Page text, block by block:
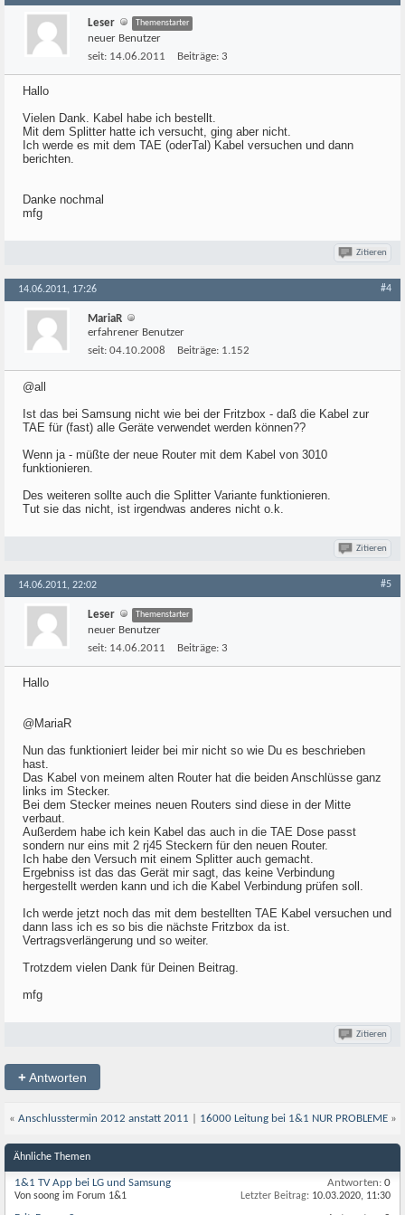
Leser Themenstarter
neuer Benutzer
seit: 14.06.2011 Beiträge: 3
Hallo
Vielen Dank. Kabel habe ich bestellt.
Mit dem Splitter hatte ich versucht, ging aber nicht.
Ich werde es mit dem TAE (oderTal) Kabel versuchen und dann
berichten.
Danke nochmal
mfg
Zitieren
14.06.2011, 17:26 #4
MariaR
erfahrener Benutzer
seit: 04.10.2008 Beiträge: 1.152
@all
Ist das bei Samsung nicht wie bei der Fritzbox - daß die Kabel zur
TAE für (fast) alle Geräte verwendet werden können??
Wenn ja - müßte der neue Router mit dem Kabel von 3010
funktionieren.
Des weiteren sollte auch die Splitter Variante funktionieren.
Tut sie das nicht, ist irgendwas anderes nicht o.k.
Zitieren
14.06.2011, 22:02 #5
Leser Themenstarter
neuer Benutzer
seit: 14.06.2011 Beiträge: 3
Hallo
@MariaR
Nun das funktioniert leider bei mir nicht so wie Du es beschrieben
hast.
Das Kabel von meinem alten Router hat die beiden Anschlüsse ganz
links im Stecker.
Bei dem Stecker meines neuen Routers sind diese in der Mitte
verbaut.
Außerdem habe ich kein Kabel das auch in die TAE Dose passt
sondern nur eins mit 2 rj45 Steckern für den neuen Router.
Ich habe den Versuch mit einem Splitter auch gemacht.
Ergebniss ist das das Gerät mir sagt, das keine Verbindung
hergestellt werden kann und ich die Kabel Verbindung prüfen soll.
Ich werde jetzt noch das mit dem bestellten TAE Kabel versuchen und
dann lass ich es so bis die nächste Fritzbox da ist.
Vertragsverlängerung und so weiter.
Trotzdem vielen Dank für Deinen Beitrag.
mfg
Zitieren
+Antworten
« Anschlusstermin 2012 anstatt 2011 16000 Leitung bei 1&1 NUR PROBLEME »
Ähnliche Themen
1&1 TV App bei LG und Samsung
Von soong im Forum 1&1
Antworten: 0
Letzter Beitrag: 10.03.2020, 11:30